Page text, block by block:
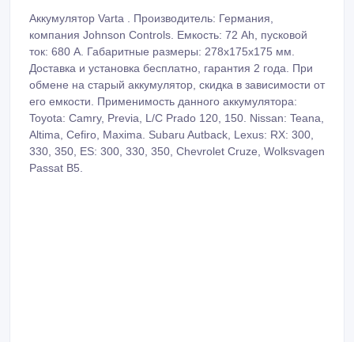
Аккумулятор Varta . Производитель: Германия,
компания Johnson Controls. Емкость: 72 Ah, пусковой
ток: 680 A. Габаритные размеры: 278х175х175 мм.
Доставка и установка бесплатно, гарантия 2 года. При
обмене на старый аккумулятор, скидка в зависимости от
его емкости. Применимость данного аккумулятора:
Toyota: Camry, Previa, L/C Prado 120, 150. Nissan: Teana,
Altima, Cefiro, Maxima. Subaru Autback, Lexus: RX: 300,
330, 350, ES: 300, 330, 350, Chevrolet Cruze, Wolksvagen
Passat B5.